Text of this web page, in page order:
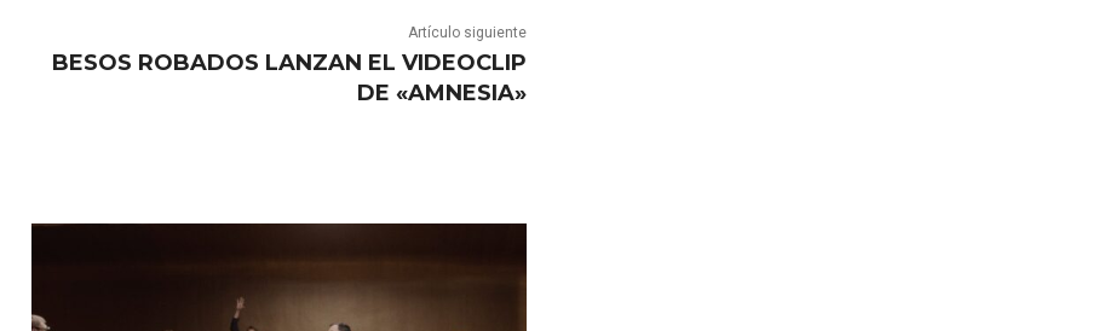
Artículo siguiente
BESOS ROBADOS LANZAN EL VIDEOCLIP
DE «AMNESIA»